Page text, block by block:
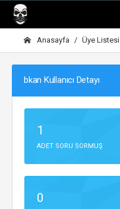
Anasayfa Üye Listesi
bkan Kullanıcı Detayı
1
ADET SORU SORMUŞ
0